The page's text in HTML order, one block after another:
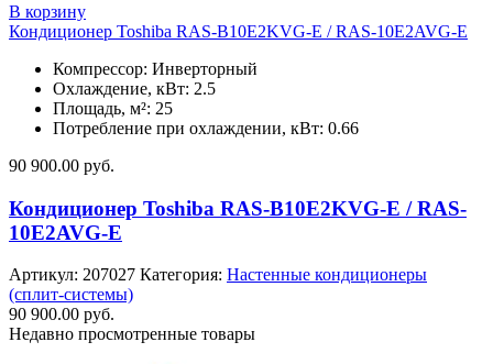
В корзину
Кондиционер Toshiba RAS-B10E2KVG-E / RAS-10E2AVG-E
Компрессор: Инверторный
Охлаждение, кВт: 2.5
Площадь, м²: 25
Потребление при охлаждении, кВт: 0.66
90 900.00 руб.
Кондиционер Toshiba RAS-B10E2KVG-E / RAS-
10E2AVG-E
Артикул: 207027 Категория: Настенные кондиционеры
(сплит-системы)
90 900.00 руб.
Недавно просмотренные товары